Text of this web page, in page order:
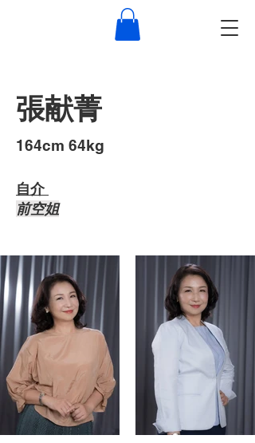
張献菁
​164cm 64kg
自介 ​
​前空姐